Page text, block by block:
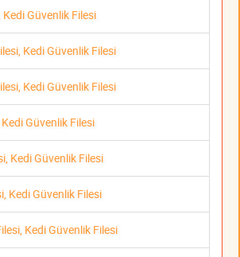
Kedi Güvenlik Filesi
Kedi Güvenlik Filesi
Kedi Güvenlik Filesi
Güvenlik Filesi
Kedi Güvenlik Filesi
Kedi Güvenlik Filesi
Kedi Güvenlik Filesi